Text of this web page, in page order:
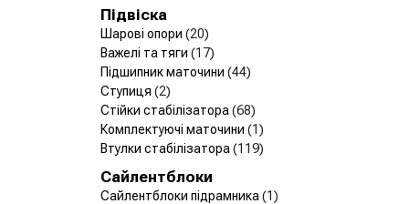
Підвіска
Шарові опори (20)
Важелі та тяги (17)
Підшипник маточини (44)
Ступиця (2)
Стійки стабілізатора (68)
Комплектуючі маточини (1)
Втулки стабілізатора (119)
Сайлентблоки
Сайлентблоки підрамника (1)